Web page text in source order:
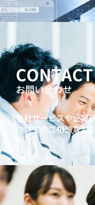
CONTACT
お問い合わせ
当社サービスや企業
ついてのご相談など